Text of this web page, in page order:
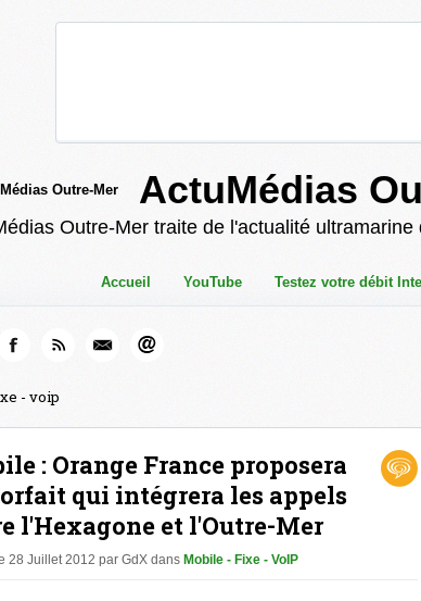
ActuMédias
Outre-Mer traite de l'actualité
Accueil YouTube Testez votre débit
- voip
: Orange France proposera
qui intégrera les appels
l'Hexagone et l'Outre-Mer
28 Juillet 2012 par GdX dans Mobile - Fixe - VoIP